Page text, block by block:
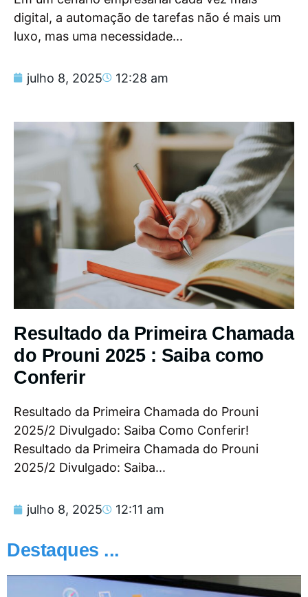
digital, a automação de tarefas não é mais um
luxo, mas uma necessidade...
julho 8, 2025 12:28 am
Resultado da Primeira Chamada
do Prouni 2025 : Saiba como
Conferir
Resultado da Primeira Chamada do Prouni
2025/2 Divulgado: Saiba Como Conferir!
Resultado da Primeira Chamada do Prouni
2025/2 Divulgado: Saiba...
julho 8, 2025 12:11 am
Destaques ...